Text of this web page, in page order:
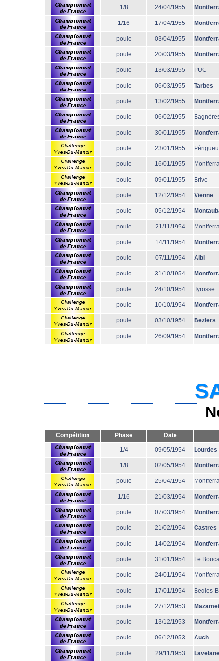
1/8 24/04/1955
1/16 17/04/1955
poule 03/04/1955
poule 20/03/1955
poule 13/03/1955 PUC
poule 06/03/1955 Tarbes
poule 13/02/1955
poule 06/02/1955
poule 30/01/1955
poule 23/01/1955
poule 16/01/1955
poule 09/01/1955 Brive
poule 12/12/1954 Vienne
poule 05/12/1954
poule 21/11/1954
poule 14/11/1954
poule 07/11/1954 Albi
poule 31/10/1954
poule 24/10/1954 Tyrosse
poule 10/10/1954
poule 03/10/1954 Beziers
poule 26/09/1954
Compétition Phase Date
1/4 09/05/1954 Lourdes
1/8 02/05/1954
poule 25/04/1954
1/16 21/03/1954
poule 07/03/1954
poule 21/02/1954 Castres
poule 14/02/1954
poule 31/01/1954 Le
poule 24/01/1954
poule 17/01/1954 Begles-
poule 27/12/1953 Mazamet
poule 13/12/1953
poule 06/12/1953 Auch
poule 29/11/1953